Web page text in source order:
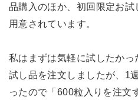
品購入のほか、初回限定お
用意されています。
私はまずは気軽に試したか
試し品を注文しましたが、1
ったので「600粒入りを注文